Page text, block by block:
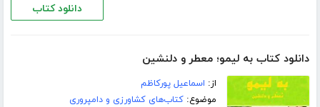
دانلود کتاب
دانلود کتاب به لیمو؛ معطر و دلنشین
از: اسماعیل پورکاظم
موضوع:کتاب‌های کشاورزی و دامپروری